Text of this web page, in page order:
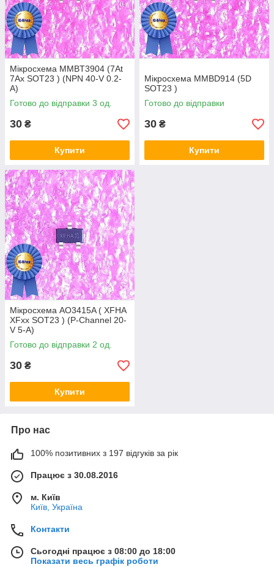
Мікросхема MMBT3904 (7At
7Ax SOT23 ) (NPN 40-V 0.2-
A)
Готово до відправки 3 од.
30 ₴
Купити
Мікросхема MMBD914 (5D
SOT23 )
Готово до відправки
30 ₴
Купити
Мікросхема AO3415A ( XFHA
XFxx SOT23 ) (P-Channel 20-
V 5-A)
Готово до відправки 2 од.
30 ₴
Купити
Про нас
100% позитивних з 197 відгуків за рік
Працює з 30.08.2016
м. Київ
Київ, Україна
Контакти
Сьогодні працює з 08:00 до 18:00
Показати весь графік роботи